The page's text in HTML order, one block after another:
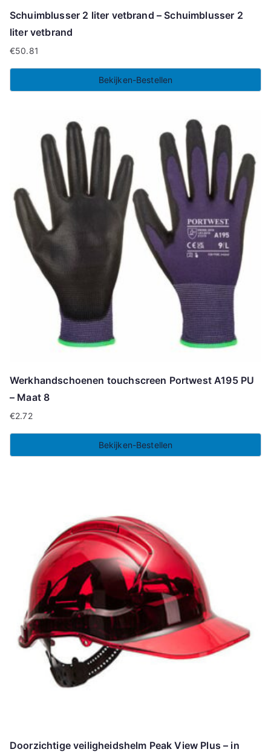
Schuimblusser 2 liter vetbrand – Schuimblusser 2
liter vetbrand
€50.81
Bekijken-Bestellen
Werkhandschoenen touchscreen Portwest A195 PU
– Maat 8
€2.72
Bekijken-Bestellen
Doorzichtige veiligheidshelm Peak View Plus – in